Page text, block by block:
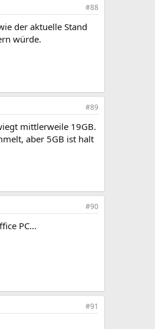
#88
der aktuelle Stand
würde.
#89
mittlerweile 19GB.
aber 5GB ist halt
#90
PC...
#91